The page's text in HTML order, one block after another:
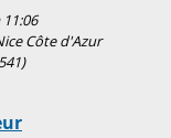
Côte d'Azur
)